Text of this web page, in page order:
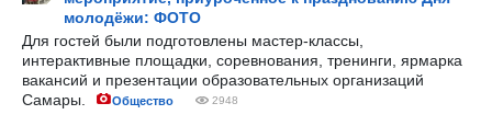
молодёжи: ФОТО
Для гостей были подготовлены мастер-классы,
интерактивные площадки, соревнования, тренинги, ярмарка
вакансий и презентации образовательных организаций
Самары.
Общество 2948